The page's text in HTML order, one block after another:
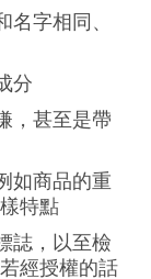
字相同、
分
，甚至是帶
如商品的重
特點
誌，以至檢
經授權的話